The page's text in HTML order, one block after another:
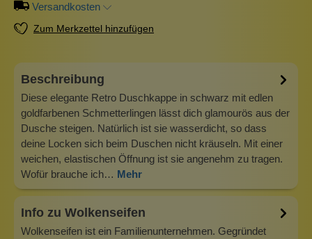
Versandkosten
Zum Merkzettel hinzufügen
Beschreibung
Diese elegante Retro Duschkappe in schwarz mit edlen
goldfarbenen Schmetterlingen lässt dich glamourös aus der
Dusche steigen. Natürlich ist sie wasserdicht, so dass
deine Locken sich beim Duschen nicht kräuseln. Mit einer
weichen, elastischen Öffnung ist sie angenehm zu tragen.
Wofür brauche ich… Mehr
Info zu Wolkenseifen
Wolkenseifen ist ein Familienunternehmen. Gegründet